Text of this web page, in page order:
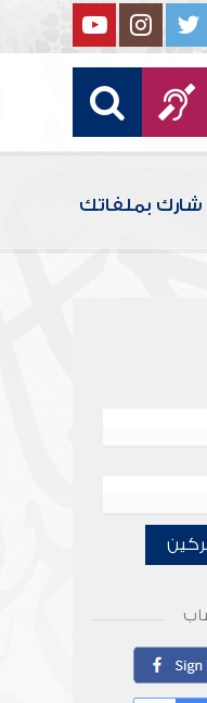
شارك بملفاتك